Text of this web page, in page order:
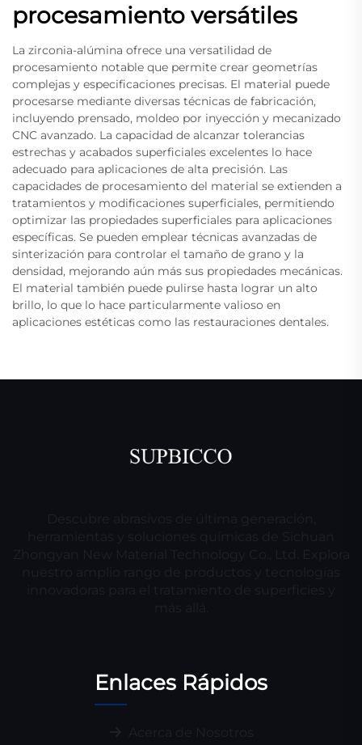
procesamiento versátiles
La zirconia-alúmina ofrece una versatilidad de
procesamiento notable que permite crear geometrías
complejas y especificaciones precisas. El material puede
procesarse mediante diversas técnicas de fabricación,
incluyendo prensado, moldeo por inyección y mecanizado
CNC avanzado. La capacidad de alcanzar tolerancias
estrechas y acabados superficiales excelentes lo hace
adecuado para aplicaciones de alta precisión. Las
capacidades de procesamiento del material se extienden a
tratamientos y modificaciones superficiales, permitiendo
optimizar las propiedades superficiales para aplicaciones
específicas. Se pueden emplear técnicas avanzadas de
sinterización para controlar el tamaño de grano y la
densidad, mejorando aún más sus propiedades mecánicas.
El material también puede pulirse hasta lograr un alto
brillo, lo que lo hace particularmente valioso en
aplicaciones estéticas como las restauraciones dentales.
Enlaces Rápidos